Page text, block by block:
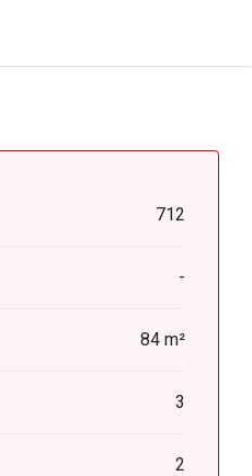
712
-
84 m²
3
2